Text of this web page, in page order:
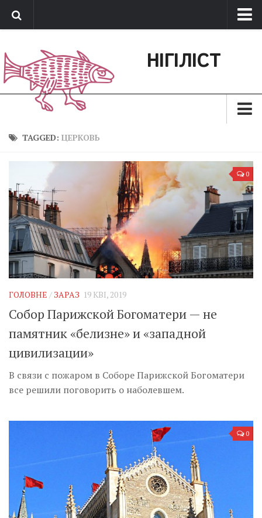
Обратная связь
Поддержать сайт
НІГІЛІСТ
Зараз
Позиція
Дії
Belles lettres
Агітатор
Музика революції
Inter/antinational
TAGGED: ЦЕРКОВЬ
0
ГОЛОВНЕ / ЗАРАЗ 19 КВІ, 2019
Собор Парижской Богоматери — не
памятник «белизне» и «западной
цивилизации»
В связи с пожаром в Соборе Парижской Богоматери
все решили поговорить о наболевшем.
0